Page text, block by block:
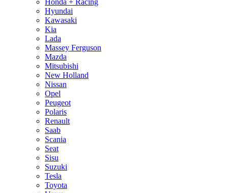
Hyundai
Kawasaki
Kia
Lada
Massey Ferguson
Mazda
Mitsubishi
New Holland
Nissan
Opel
Peugeot
Polaris
Renault
Saab
Scania
Seat
Sisu
Suzuki
Tesla
Toyota